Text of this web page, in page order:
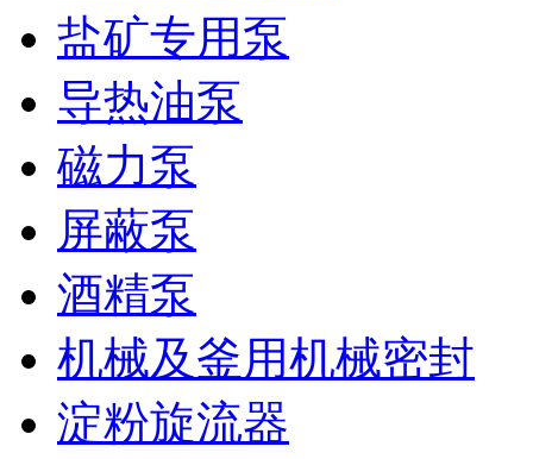
盐矿专用泵
导热油泵
磁力泵
屏蔽泵
酒精泵
机械及釜用机械密封
淀粉旋流器